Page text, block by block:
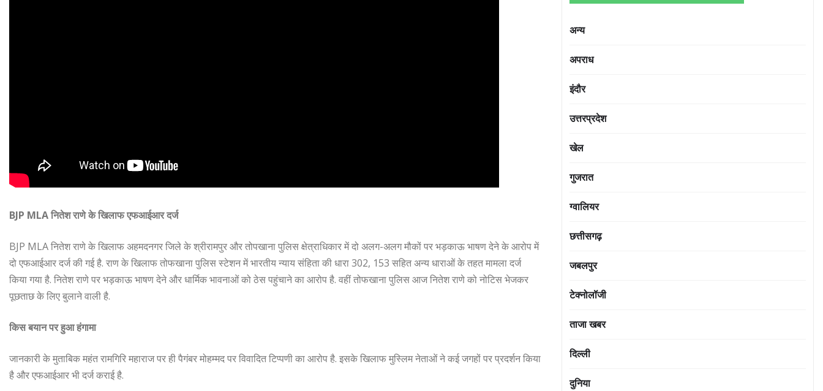
BJP MLA नितेश राणे के खिलाफ एफआईआर दर्ज
BJP MLA नितेश राणे के खिलाफ अहमदनगर जिले के श्रीरामपुर और तोपखाना पुलिस क्षेत्राधिकार में दो अलग-अलग मौकों पर भड़काऊ भाषण देने के आरोप में
दो एफआईआर दर्ज की गई है. राण के खिलाफ तोफखाना पुलिस स्टेशन में भारतीय न्याय संहिता की धारा 302, 153 सहित अन्य धाराओं के तहत मामला दर्ज
किया गया है. नितेश राणे पर भड़काऊ भाषण देने और धार्मिक भावनाओं को ठेस पहुंचाने का आरोप है. वहीं तोफखाना पुलिस आज नितेश राणे को नोटिस भेजकर
पूछताछ के लिए बुलाने वाली है.
किस बयान पर हुआ हंगामा
जानकारी के मुताबिक महंत रामगिरि महाराज पर ही पैगंबर मोहम्मद पर विवादित टिप्पणी का आरोप है. इसके खिलाफ मुस्लिम नेताओं ने कई जगहों पर प्रदर्शन किया
है और एफआईआर भी दर्ज कराई है.
अन्य
अपराध
इंदौर
उत्तरप्रदेश
खेल
गुजरात
ग्वालियर
छत्तीसगढ़
जबलपुर
टेक्नोलॉजी
ताजा खबर
दिल्ली
दुनिया